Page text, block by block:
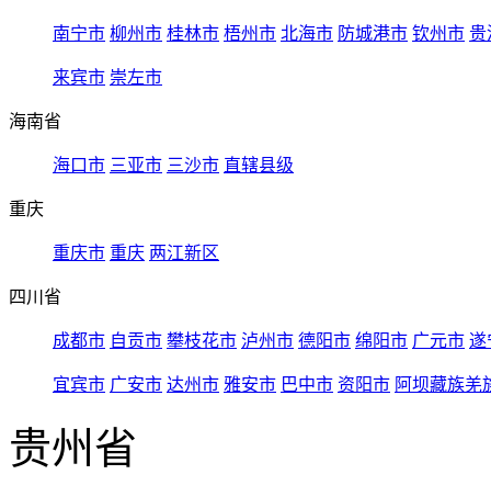
南宁市 柳州市 桂林市 梧州市 北海市 防城港市 钦州市 贵
来宾市 崇左市
海南省
海口市 三亚市 三沙市 直辖县级
重庆
重庆市 重庆 两江新区
四川省
成都市 自贡市 攀枝花市 泸州市 德阳市 绵阳市 广元市 遂
宜宾市 广安市 达州市 雅安市 巴中市 资阳市 阿坝藏族羌
贵州省